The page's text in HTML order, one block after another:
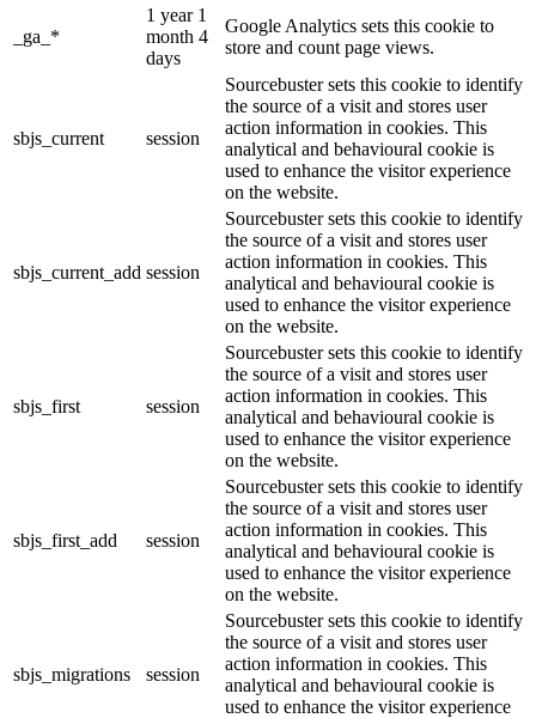
_ga_*
1 year 1
month 4
days
Google Analytics sets this cookie to
store and count page views.
sbjs_current session
Sourcebuster sets this cookie to identify
the source of a visit and stores user
action information in cookies. This
analytical and behavioural cookie is
used to enhance the visitor experience
on the website.
sbjs_current_add session
Sourcebuster sets this cookie to identify
the source of a visit and stores user
action information in cookies. This
analytical and behavioural cookie is
used to enhance the visitor experience
on the website.
sbjs_first session
Sourcebuster sets this cookie to identify
the source of a visit and stores user
action information in cookies. This
analytical and behavioural cookie is
used to enhance the visitor experience
on the website.
sbjs_first_add session
Sourcebuster sets this cookie to identify
the source of a visit and stores user
action information in cookies. This
analytical and behavioural cookie is
used to enhance the visitor experience
on the website.
sbjs_migrations session
Sourcebuster sets this cookie to identify
the source of a visit and stores user
action information in cookies. This
analytical and behavioural cookie is
used to enhance the visitor experience